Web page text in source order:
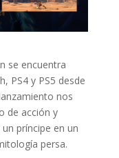
se encuentra
PS4 y PS5 desde
nos
de acción y
príncipe en un
persa.